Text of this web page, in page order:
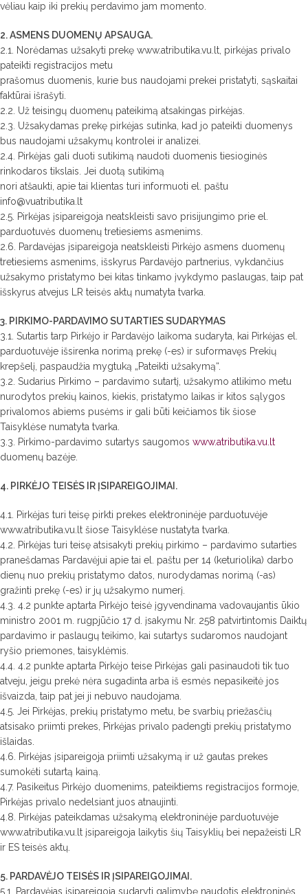
vėliau kaip iki prekių perdavimo jam momento.
2. ASMENS DUOMENŲ APSAUGA.
2.1. Norėdamas užsakyti prekę www.atributika.vu.lt, pirkėjas privalo
pateikti registracijos metu
prašomus duomenis, kurie bus naudojami prekei pristatyti, sąskaitai
faktūrai išrašyti.
2.2. Už teisingų duomenų pateikimą atsakingas pirkėjas.
2.3. Užsakydamas prekę pirkėjas sutinka, kad jo pateikti duomenys
bus naudojami užsakymų kontrolei ir analizei.
2.4. Pirkėjas gali duoti sutikimą naudoti duomenis tiesioginės
rinkodaros tikslais. Jei duotą sutikimą
nori atšaukti, apie tai klientas turi informuoti el. paštu
info@vuatributika.lt
2.5. Pirkėjas įsipareigoja neatskleisti savo prisijungimo prie el.
parduotuvės duomenų tretiesiems asmenims.
2.6. Pardavėjas įsipareigoja neatskleisti Pirkėjo asmens duomenų
tretiesiems asmenims, išskyrus Pardavėjo partnerius, vykdančius
užsakymo pristatymo bei kitas tinkamo įvykdymo paslaugas, taip pat
išskyrus atvejus LR teisės aktų numatyta tvarka.
3. PIRKIMO-PARDAVIMO SUTARTIES SUDARYMAS
3.1. Sutartis tarp Pirkėjo ir Pardavėjo laikoma sudaryta, kai Pirkėjas el.
parduotuvėje išsirenka norimą prekę (-es) ir suformavęs Prekių
krepšelį, paspaudžia mygtuką „Pateikti užsakymą“.
3.2. Sudarius Pirkimo – pardavimo sutartį, užsakymo atlikimo metu
nurodytos prekių kainos, kiekis, pristatymo laikas ir kitos sąlygos
privalomos abiems pusėms ir gali būti keičiamos tik šiose
Taisyklėse numatyta tvarka.
3.3. Pirkimo-pardavimo sutartys saugomos www.atributika.vu.lt
duomenų bazėje.
4. PIRKĖJO TEISĖS IR ĮSIPAREIGOJIMAI.
4.1. Pirkėjas turi teisę pirkti prekes elektroninėje parduotuvėje
www.atributika.vu.lt šiose Taisyklėse nustatyta tvarka.
4.2. Pirkėjas turi teisę atsisakyti prekių pirkimo – pardavimo sutarties
pranešdamas Pardavėjui apie tai el. paštu per 14 (keturiolika) darbo
dienų nuo prekių pristatymo datos, nurodydamas norimą (-as)
gražinti prekę (-es) ir jų užsakymo numerį.
4.3. 4.2 punkte aptarta Pirkėjo teisė įgyvendinama vadovaujantis ūkio
ministro 2001 m. rugpjūčio 17 d. įsakymu Nr. 258 patvirtintomis Daiktų
pardavimo ir paslaugų teikimo, kai sutartys sudaromos naudojant
ryšio priemones, taisyklėmis.
4.4. 4.2 punkte aptarta Pirkėjo teise Pirkėjas gali pasinaudoti tik tuo
atveju, jeigu prekė nėra sugadinta arba iš esmės nepasikeitė jos
išvaizda, taip pat jei ji nebuvo naudojama.
4.5. Jei Pirkėjas, prekių pristatymo metu, be svarbių priežasčių
atsisako priimti prekes, Pirkėjas privalo padengti prekių pristatymo
išlaidas.
4.6. Pirkėjas įsipareigoja priimti užsakymą ir už gautas prekes
sumokėti sutartą kainą.
4.7. Pasikeitus Pirkėjo duomenims, pateiktiems registracijos formoje,
Pirkėjas privalo nedelsiant juos atnaujinti.
4.8. Pirkėjas pateikdamas užsakymą elektroninėje parduotuvėje
www.atributika.vu.lt įsipareigoja laikytis šių Taisyklių bei nepažeisti LR
ir ES teisės aktų.
5. PARDAVĖJO TEISĖS IR ĮSIPAREIGOJIMAI.
5.1. Pardavėjas įsipareigoja sudaryti galimybę naudotis elektroninės